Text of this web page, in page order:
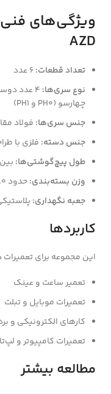
ویژگی‌های
AZD
تعداد قطعات:
نوع سری‌ها:
چهارسو (PH0 و PH1)
جنس سری‌ها: فولاد
جنس دسته: فلزی با
طول پیچ‌گوشتی‌ها: بین ۸۰ تا ۱۱۰ میلی‌متر
وزن بسته‌بندی:حدود ۱۸۰ گرم
جعبه نگهداری:
کاربردها
این مجموعه برای
تعمیر ساعت و عینک
تعمیرات موبایل و تبلت
کارهای الکترونیکی و
تعمیرات کامپیوتر و
مطالعه بیشتر